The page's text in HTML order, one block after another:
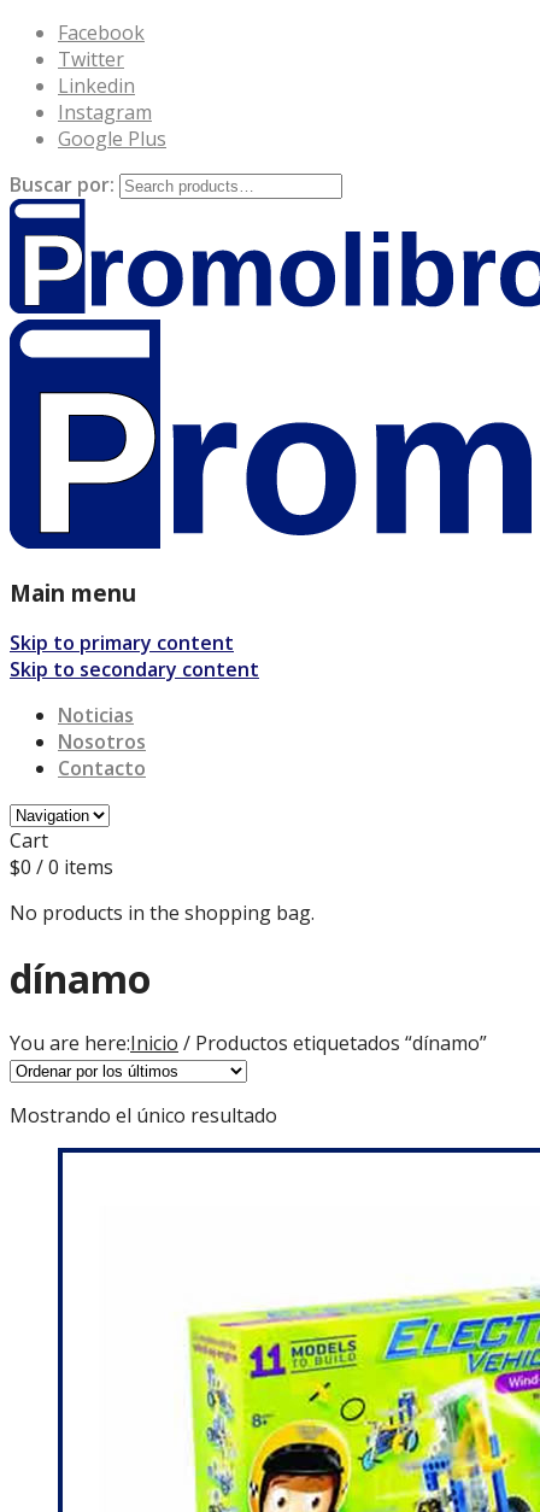
Facebook
Twitter
Linkedin
Instagram
Google Plus
Buscar por:
Main menu
Skip to primary content
Skip to secondary content
Noticias
Nosotros
Contacto
Cart
$0 / 0 items
No products in the shopping bag.
dínamo
You are here:Inicio / Productos etiquetados “dínamo”
Mostrando el único resultado